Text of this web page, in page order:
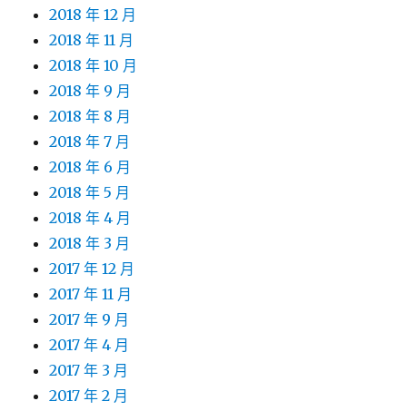
2018 年 12 月
2018 年 11 月
2018 年 10 月
2018 年 9 月
2018 年 8 月
2018 年 7 月
2018 年 6 月
2018 年 5 月
2018 年 4 月
2018 年 3 月
2017 年 12 月
2017 年 11 月
2017 年 9 月
2017 年 4 月
2017 年 3 月
2017 年 2 月